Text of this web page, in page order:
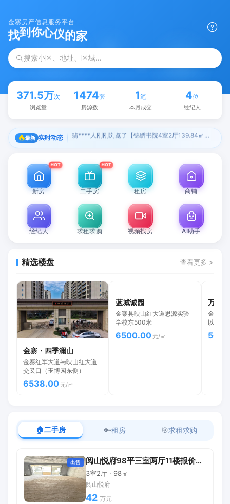
金寨房产信息服务平台
找到你心仪的家
搜索小区、地址、区域...
371.5万次
浏览量
1474套
房源数
1笔
本月成交
4位
经纪人
最新 实时动态
HOT
新房
HOT
二手房 租房 商铺
经纪人 求租求购 视频找房 AI助手
精选楼盘 查看更多 >
金寨・四季澜山
金寨红军大道与映山红大道
交叉口（玉博园东侧）
6538.00 元/㎡
蓝城诚园
金寨县映山红大道思源实验
学校东500米
6500.00 元/㎡
万树
金寨现
以西，
🏠二手房 🔑租房 🎯求租求购
出售 阅山悦府98平三室两厅11楼报价42万
3室2厅 · 98㎡
阅山悦府
42 万元